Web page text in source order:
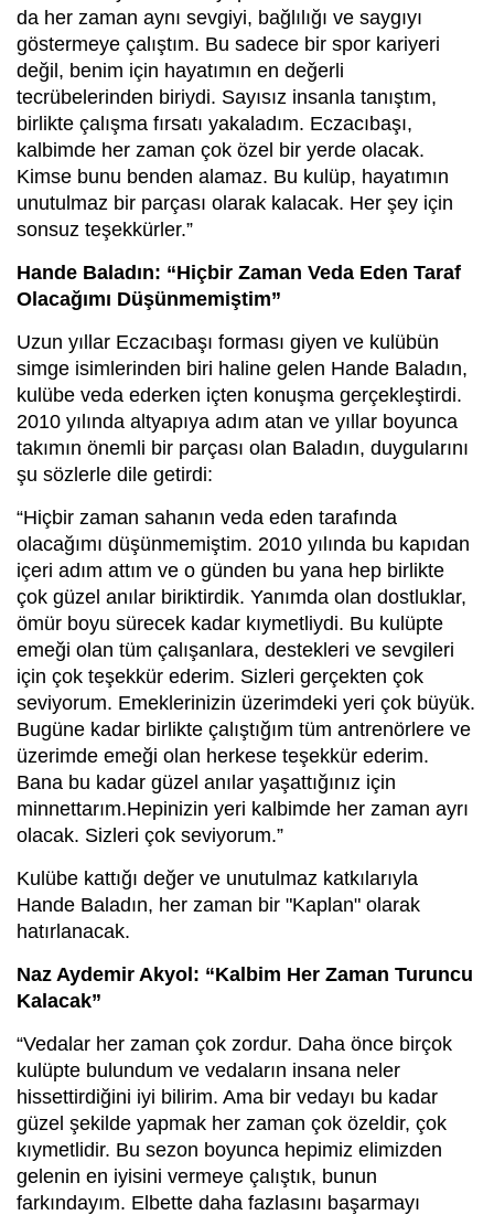
da her zaman aynı sevgiyi, bağlılığı ve saygıyı
göstermeye çalıştım. Bu sadece bir spor kariyeri
değil, benim için hayatımın en değerli
tecrübelerinden biriydi. Sayısız insanla tanıştım,
birlikte çalışma fırsatı yakaladım. Eczacıbaşı,
kalbimde her zaman çok özel bir yerde olacak.
Kimse bunu benden alamaz. Bu kulüp, hayatımın
unutulmaz bir parçası olarak kalacak. Her şey için
sonsuz teşekkürler.”
Hande Baladın: “Hiçbir Zaman Veda Eden Taraf
Olacağımı Düşünmemiştim”
Uzun yıllar Eczacıbaşı forması giyen ve kulübün
simge isimlerinden biri haline gelen Hande Baladın,
kulübe veda ederken içten konuşma gerçekleştirdi.
2010 yılında altyapıya adım atan ve yıllar boyunca
takımın önemli bir parçası olan Baladın, duygularını
şu sözlerle dile getirdi:
“Hiçbir zaman sahanın veda eden tarafında
olacağımı düşünmemiştim. 2010 yılında bu kapıdan
içeri adım attım ve o günden bu yana hep birlikte
çok güzel anılar biriktirdik. Yanımda olan dostluklar,
ömür boyu sürecek kadar kıymetliydi. Bu kulüpte
emeği olan tüm çalışanlara, destekleri ve sevgileri
için çok teşekkür ederim. Sizleri gerçekten çok
seviyorum. Emeklerinizin üzerimdeki yeri çok büyük.
Bugüne kadar birlikte çalıştığım tüm antrenörlere ve
üzerimde emeği olan herkese teşekkür ederim.
Bana bu kadar güzel anılar yaşattığınız için
minnettarım.Hepinizin yeri kalbimde her zaman ayrı
olacak. Sizleri çok seviyorum.”
Kulübe kattığı değer ve unutulmaz katkılarıyla
Hande Baladın, her zaman bir "Kaplan" olarak
hatırlanacak.
Naz Aydemir Akyol: “Kalbim Her Zaman Turuncu
Kalacak”
“Vedalar her zaman çok zordur. Daha önce birçok
kulüpte bulundum ve vedaların insana neler
hissettirdiğini iyi bilirim. Ama bir vedayı bu kadar
güzel şekilde yapmak her zaman çok özeldir, çok
kıymetlidir. Bu sezon boyunca hepimiz elimizden
gelenin en iyisini vermeye çalıştık, bunun
farkındayım. Elbette daha fazlasını başarmayı